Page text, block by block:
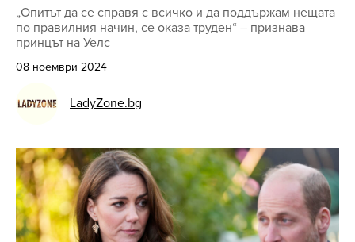
„Опитът да се справя с всичко и да поддържам нещата
по правилния начин, се оказа труден“ – признава
принцът на Уелс
08 ноември 2024
LadyZone.bg